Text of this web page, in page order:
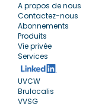
A propos de nous
Contactez-nous
Abonnements
Produits
Vie privée
Services
UVCW
Brulocalis
VVSG